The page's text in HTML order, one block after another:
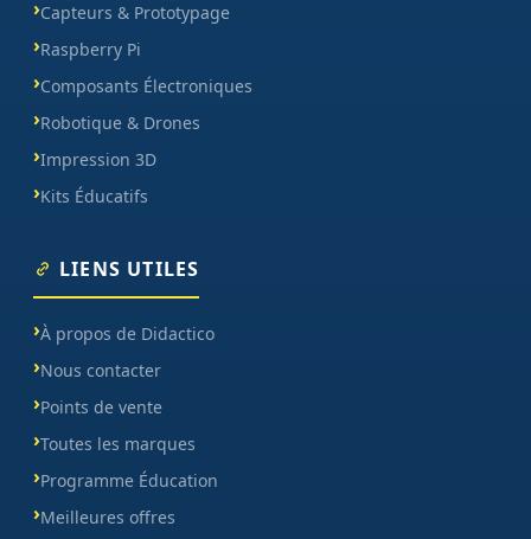
Capteurs & Prototypage
Raspberry Pi
Composants Électroniques
Robotique & Drones
Impression 3D
Kits Éducatifs
LIENS UTILES
À propos de Didactico
Nous contacter
Points de vente
Toutes les marques
Programme Éducation
Meilleures offres